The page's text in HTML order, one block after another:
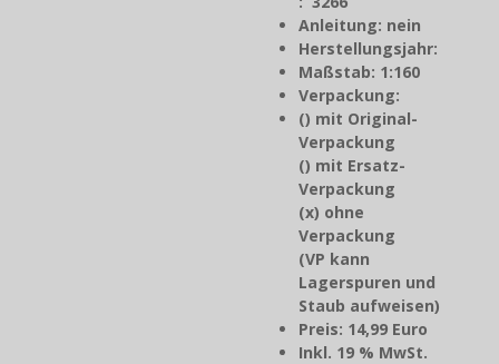
Anleitung: nein
Herstellungsjahr:
Maßstab: 1:160
Verpackung:
() mit Original-
Verpackung
() mit Ersatz-
Verpackung
(x) ohne
Verpackung
(VP kann
Lagerspuren und
Staub aufweisen)
Preis: 14,99 Euro
Inkl. 19 % MwSt.